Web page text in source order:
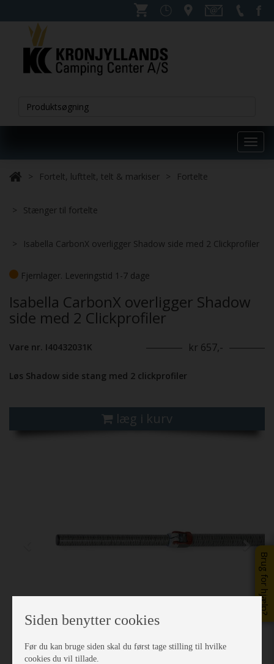
Brug for hjælp?
Fortelt, lufttelt, telt & markiser Fortelte
Stænger til fortelte
Isabella CarbonX overligger Shadow side med 2 Clickprofiler
Fjernlager. Leveringstid 1-7 dage
Isabella CarbonX overligger Shadow
side med 2 Clickprofiler
Vare nr. I40432031K kr 657,-
Løs Shadow side stang med 2 clickprofiler
læg i kurv
Siden benytter cookies
Før du kan bruge siden skal du først tage stilling til hvilke
cookies du vil tillade.